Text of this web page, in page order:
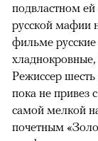
подвластном
русской мафии
фильме
Режиссер шесть
пока не привез
самой мелкой
почетным